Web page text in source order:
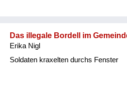
Das illegale Bordell im
Erika Nigl
Soldaten kraxelten durchs Fenster